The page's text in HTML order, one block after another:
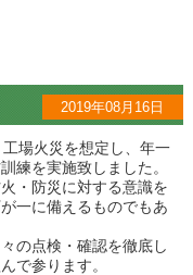
2019年08月16日
場火災を想定し、年一
練を実施致しました。
・防災に対する意識を
一に備えるものでもあ
の点検・確認を徹底し
で参ります。